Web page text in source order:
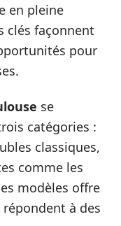
en pleine
clés façonnent
pour
se
catégories :
classiques,
comme les
modèles offre
à des